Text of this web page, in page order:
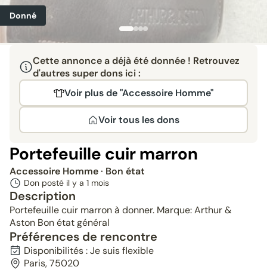
Donné
Cette annonce a déjà été donnée ! Retrouvez
d'autres super dons ici :
Voir plus de "Accessoire Homme"
Voir tous les dons
Portefeuille cuir marron
Accessoire Homme· Bon état
Don posté il y a 1 mois
Description
Portefeuille cuir marron à donner. Marque: Arthur &
Aston Bon état général
Préférences de rencontre
Disponibilités : Je suis flexible
Paris, 75020